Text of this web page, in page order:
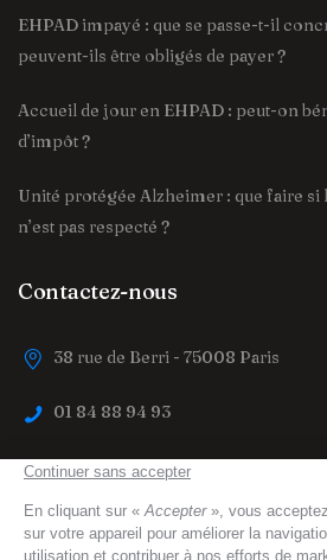
EHPAD impayé : que se passe-t-il
peuvent-ils être obligés de payer ?
Accueil de jour en EHPAD : peut-on
d’impôt ?
Unité protégée Alzheimer : que faire si
n’est pas respecté ?
Contactez-nous
38 rue de Berri - 75008 Paris
01 84 88 94 93
contact@trouver-maison-de-